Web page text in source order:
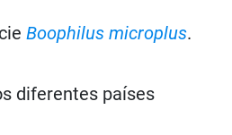
Boophilus microplus.
diferentes países